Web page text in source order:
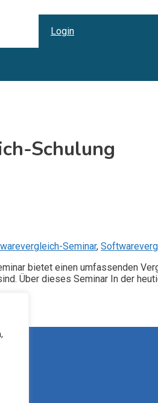
Login
Schulung
Seminar,
bietet einen umfassenden
Über dieses Seminar In der